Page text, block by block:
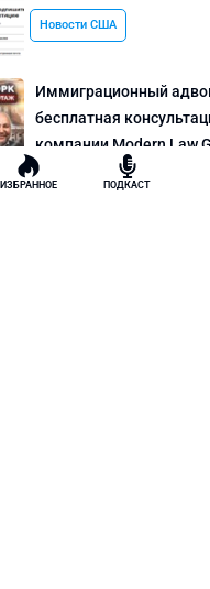
Новости США
Иммиграционный
бесплатная
компании Modern Law
политическое
ИЗБРАННОЕ ПОДКАСТ